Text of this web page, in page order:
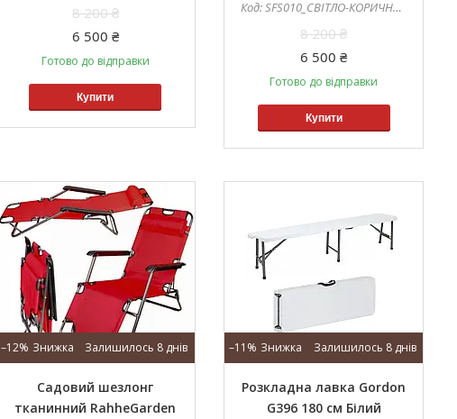
8 200 ₴
6 500 ₴
Готово до відправки
Купити
SFS010_СВІТЛО-КОРИЧНЕВИЙ
8 200 ₴
6 500 ₴
Готово до відправки
Купити
–12% Залишилось 8 днів
Садовий шезлонг
тканинний RahheGarden
–11% Залишилось 8 днів
Розкладна лавка Gordon
G396 180 см Білий